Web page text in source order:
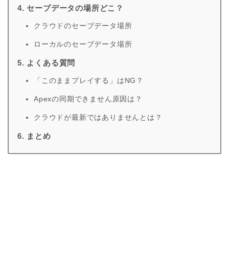
4. セーブデータの場所どこ？
クラウドのセーブデータ場所
ローカルのセーブデータ場所
5. よくある質問
「このままプレイする」はNG？
Apexの同期できません原因は？
クラウドが最新ではありませんとは？
6. まとめ